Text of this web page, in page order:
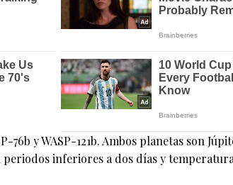
76b y WASP-121b. Ambos planetas son
inferiores a dos días y